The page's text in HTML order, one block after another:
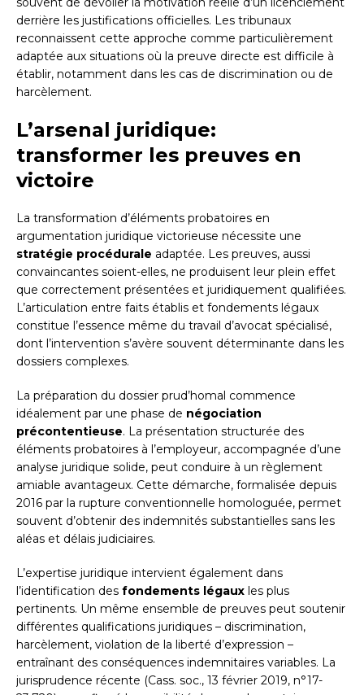
derrière les justifications officielles. Les tribunaux
reconnaissent cette approche comme particulièrement
adaptée aux situations où la preuve directe est difficile à
établir, notamment dans les cas de discrimination ou de
harcèlement.
L’arsenal juridique:
transformer les preuves en
victoire
La transformation d’éléments probatoires en
argumentation juridique victorieuse nécessite une
stratégie procédurale adaptée. Les preuves, aussi
convaincantes soient-elles, ne produisent leur plein effet
que correctement présentées et juridiquement qualifiées.
L’articulation entre faits établis et fondements légaux
constitue l’essence même du travail d’avocat spécialisé,
dont l’intervention s’avère souvent déterminante dans les
dossiers complexes.
La préparation du dossier prud’homal commence
idéalement par une phase de négociation
précontentieuse. La présentation structurée des
éléments probatoires à l’employeur, accompagnée d’une
analyse juridique solide, peut conduire à un règlement
amiable avantageux. Cette démarche, formalisée depuis
2016 par la rupture conventionnelle homologuée, permet
souvent d’obtenir des indemnités substantielles sans les
aléas et délais judiciaires.
L’expertise juridique intervient également dans
l’identification des fondements légaux les plus
pertinents. Un même ensemble de preuves peut soutenir
différentes qualifications juridiques – discrimination,
harcèlement, violation de la liberté d’expression –
entraînant des conséquences indemnitaires variables. La
jurisprudence récente (Cass. soc., 13 février 2019, n°17-